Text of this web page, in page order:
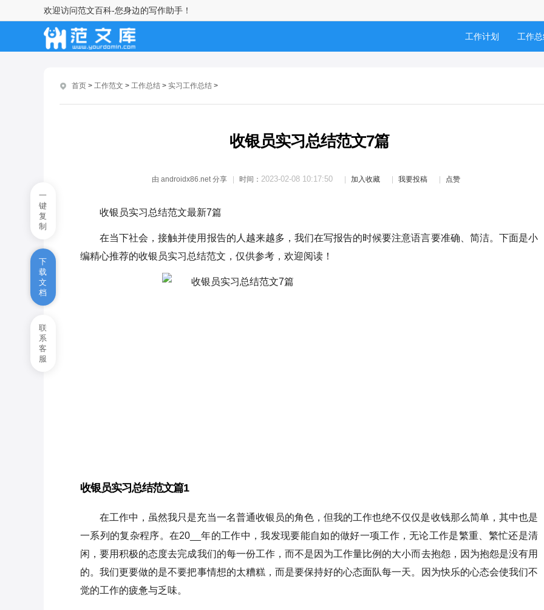
欢迎访问范文百科-您身边的写作助手！
工作计划 工作
首页 > 工作范文 > 工作总结 > 实习工作总结 >
收银员实习总结范文7篇
由 androidx86.net分享 时间： 2023-02-08 10:17:50 加入收藏 我要投稿 点赞
收银员实习总结范文最新7篇
在当下社会，接触并使用报告的人越来越多，我们在写报告的时候要注意语言要准确、简洁。下面是小
编精心推荐的收银员实习总结范文，仅供参考，欢迎阅读！
收银员实习总结范文篇1
在工作中，虽然我只是充当一名普通收银员的角色，但我的工作也绝不仅仅是收钱那么简单，其中也是
一系列的复杂程序。在20__年的工作中，我发现要能自如的做好一项工作，无论工作是繁重、繁忙还是清
闲，要用积极的态度去完成我们的每一份工作，而不是因为工作量比例的大小而去抱怨，因为抱怨是没有用
的。我们更要做的是不要把事情想的太糟糕，而是要保持好的心态面队每一天。因为快乐的心态会使我们不
觉的工作的疲惫与乏味。
大学毕业生实习工作总结3000字
【精选8篇】
个人实习工作总结最新版
顶岗实习个人总结范文_实习个
一
键
复
制
下
载
文
档
联
系
客
服